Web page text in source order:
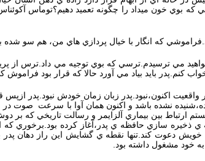
بوي خون ميداد را چگونه تعميد دهيم؟توماس
كه انگار با خيال پردازي هاي من، هم سو
مي ترسيدم.ترسي كه بوي توجيه مي داد.ترس از
كنم.پدر بايد بياد مي آورد حالا كه قرار بود فراموش
اكنون،نبود.پدر زبان زمان خودش نبود.پدر
نشده باشد و اكنون همان آوا با سرعت صوت در
ارتباط بين بيماري آلزايمر و رسالت تاريخي كه بر
ي ذخيره سازي حافظه ي پدر،آغاز كرده
دعوت كند.تنها نقطه ي گشايش اين راز دهان پدر
خود مشغول داشته بود.